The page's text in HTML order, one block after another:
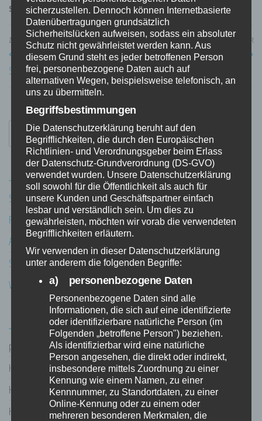
Schlagwörter arduino solar wetter Wetterstation
Beitragsnavigation
Vorheriger
Beitrag
ZURÜCK
Ausensensor Gehäuse
Seitenlage.
WEITER
Corona Infekt zähler
Suchen
nach:
NEUESTE BEITRÄGE
Solarpanel Hintern Fenster
Frohe Festtage
Acrylglas erster Versuch
Solarpanel hinterm Fenster
Wetter Messung Temperatur
NEUESTE KOMMENTARE
pulstar
3D Scanner DIY
Heiko Blum
zu3D Scanner DIY
Heiko Blum
zu3D Scanner DIY
Heiko
3D Scanner DIY
sicherzustellen. Dennoch können Internetbasierte
Datenübertragungen grundsätzlich
Sicherheitslücken aufweisen, sodass ein absoluter
Schutz nicht gewährleistet werden kann. Aus
diesem Grund steht es jeder betroffenen Person
frei, personenbezogene Daten auch auf
alternativen Wegen, beispielsweise telefonisch, an
uns zu übermitteln.
Begriffsbestimmungen
Die Datenschutzerklärung beruht auf den
Begrifflichkeiten, die durch den Europäischen
Richtlinien- und Verordnungsgeber beim Erlass
der Datenschutz-Grundverordnung (DS-GVO)
verwendet wurden. Unsere Datenschutzerklärung
soll sowohl für die Öffentlichkeit als auch für
unsere Kunden und Geschäftspartner einfach
lesbar und verständlich sein. Um dies zu
gewährleisten, möchten wir vorab die verwendeten
Begrifflichkeiten erläutern.
Wir verwenden in dieser Datenschutzerklärung
unter anderem die folgenden Begriffe:
a) personenbezogene Daten
Personenbezogene Daten sind alle
Informationen, die sich auf eine identifizierte
oder identifizierbare natürliche Person (im
Folgenden „betroffene Person") beziehen.
Als identifizierbar wird eine natürliche
Person angesehen, die direkt oder indirekt,
insbesondere mittels Zuordnung zu einer
Kennung wie einem Namen, zu einer
Kennnummer, zu Standortdaten, zu einer
Online-Kennung oder zu einem oder
mehreren besonderen Merkmalen, die